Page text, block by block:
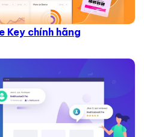
Key chính hãng